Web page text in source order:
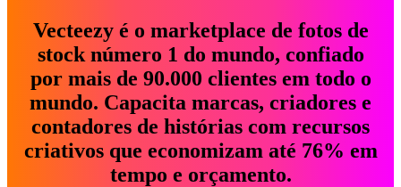
Vecteezy é o marketplace de fotos de
stock número 1 do mundo, confiado
por mais de 90.000 clientes em todo o
mundo. Capacita marcas, criadores e
contadores de histórias com recursos
criativos que economizam até 76% em
tempo e orçamento.